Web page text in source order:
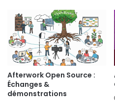
Afterwork Open Source :
Échanges &
démonstrations